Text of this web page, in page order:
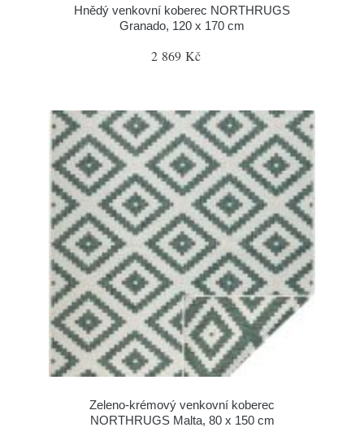
Hnědý venkovní koberec NORTHRUGS
Granado, 120 x 170 cm
2 869 Kč
Zeleno-krémový venkovní koberec
NORTHRUGS Malta, 80 x 150 cm